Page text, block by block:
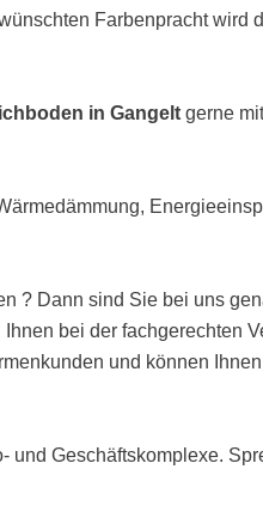
Farbenpracht wird
in Gangelt gerne
? Dann sind Sie bei uns
bei der fachgerechten
und können
und Geschäftskomplexe.